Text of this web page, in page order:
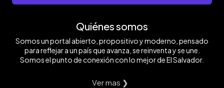
Quiénes somos
Somos un portal abierto, propositivo y moderno, pensado
para reflejar a un país que avanza, se reinventa y se une.
Somos el punto de conexión con lo mejor de El Salvador.
Ver mas ❯